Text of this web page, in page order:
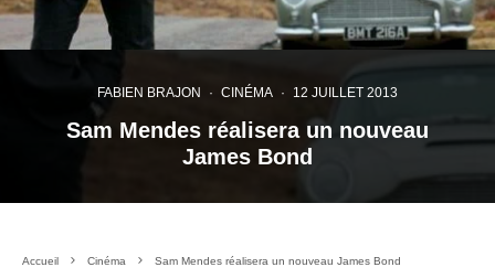
FABIEN BRAJON · CINÉMA · 12 JUILLET 2013
Sam Mendes réalisera un nouveau
James Bond
Accueil Cinéma Sam Mendes réalisera un nouveau James Bond